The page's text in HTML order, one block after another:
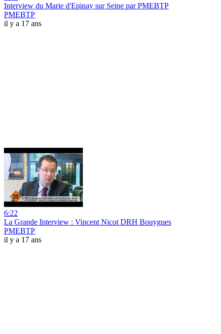
Interview du Marie d'Epinay sur Seine par PMEBTP
PMEBTP
il y a 17 ans
6:22
La Grande Interview : Vincent Nicot DRH Bouygues
PMEBTP
il y a 17 ans